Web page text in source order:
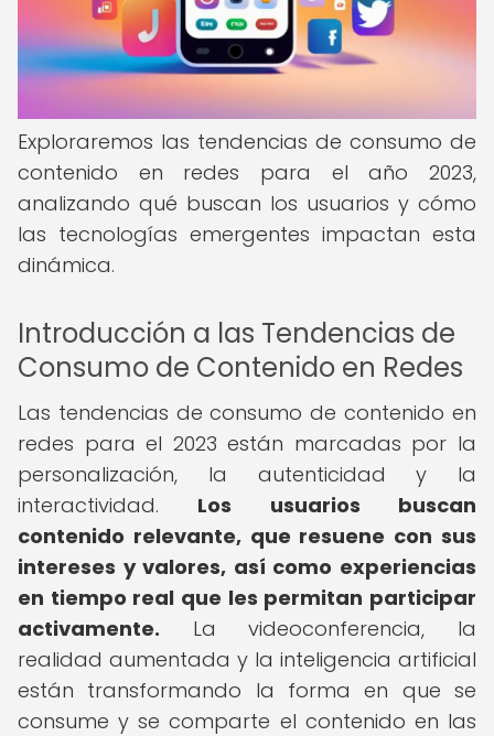
Exploraremos las tendencias de consumo de
contenido en redes para el año 2023,
analizando qué buscan los usuarios y cómo
las tecnologías emergentes impactan esta
dinámica.
Introducción a las Tendencias de
Consumo de Contenido en Redes
Las tendencias de consumo de contenido en
redes para el 2023 están marcadas por la
personalización, la autenticidad y la
interactividad. Los usuarios buscan
contenido relevante, que resuene con sus
intereses y valores, así como experiencias
en tiempo real que les permitan participar
activamente. La videoconferencia, la
realidad aumentada y la inteligencia artificial
están transformando la forma en que se
consume y se comparte el contenido en las